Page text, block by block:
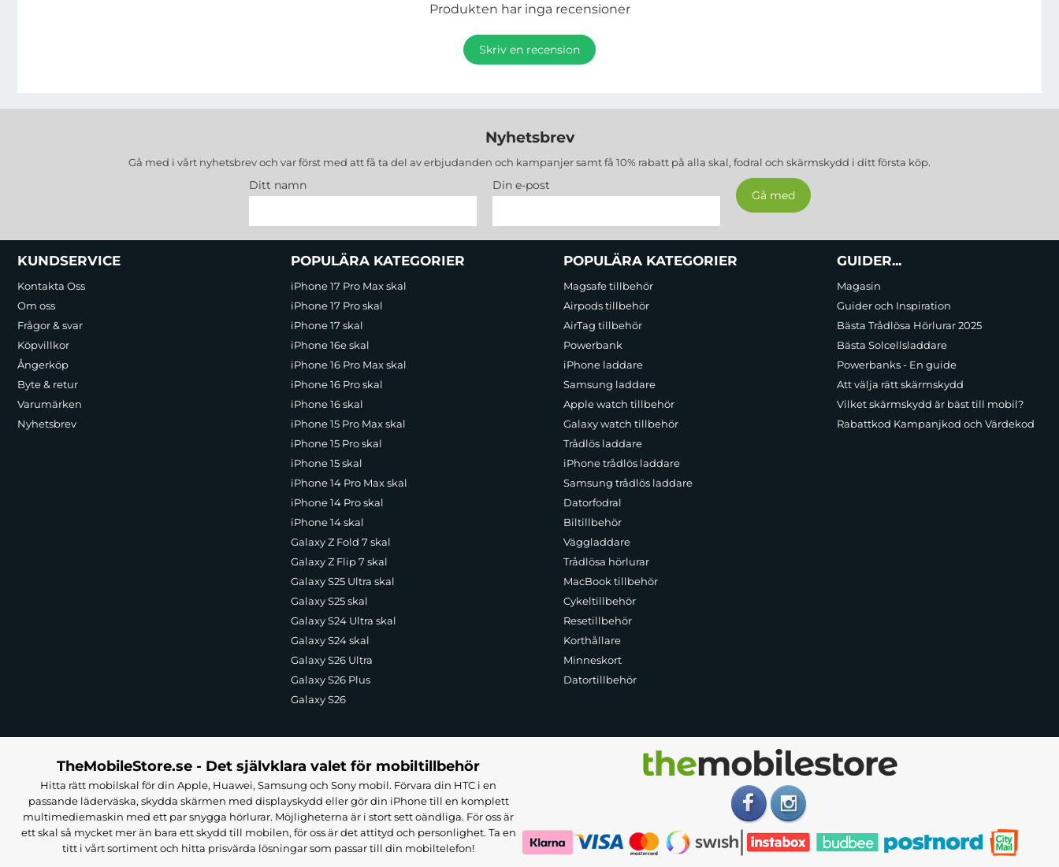
Produkten har inga recensioner
Skriv en recension
Nyhetsbrev
Gå med i vårt nyhetsbrev och var först med att få ta del av erbjudanden och kampanjer samt få 10% rabatt på alla skal, fodral och skärmskydd i ditt första köp.
Ditt namn Din e-post
Sidfot Blandad info och länkar
KUNDSERVICE
Kontakta Oss
Om oss
Frågor & svar
Köpvillkor
Ångerköp
Byte & retur
Varumärken
Nyhetsbrev
POPULÄRA KATEGORIER
iPhone 17 Pro Max skal
iPhone 17 Pro skal
iPhone 17 skal
iPhone 16e skal
iPhone 16 Pro Max skal
iPhone 16 Pro skal
iPhone 16 skal
iPhone 15 Pro Max skal
iPhone 15 Pro skal
iPhone 15 skal
iPhone 14 Pro Max skal
iPhone 14 Pro skal
iPhone 14 skal
Galaxy Z Fold 7 skal
Galaxy Z Flip 7 skal
Galaxy S25 Ultra skal
Galaxy S25 skal
Galaxy S24 Ultra skal
Galaxy S24 skal
Galaxy S26 Ultra
Galaxy S26 Plus
Galaxy S26
POPULÄRA KATEGORIER
Magsafe tillbehör
Airpods tillbehör
AirTag tillbehör
Powerbank
iPhone laddare
Samsung laddare
Apple watch tillbehör
Galaxy watch tillbehör
Trådlös laddare
iPhone trådlös laddare
Samsung trådlös laddare
Datorfodral
Biltillbehör
Väggladdare
Trådlösa hörlurar
MacBook tillbehör
Cykeltillbehör
Resetillbehör
Korthållare
Minneskort
Datortillbehör
GUIDER...
Magasin
Guider och Inspiration
Bästa Trådlösa Hörlurar 2025
Bästa Solcellsladdare
Powerbanks - En guide
Att välja rätt skärmskydd
Vilket skärmskydd är bäst till mobil?
Rabattkod Kampanjkod och Värdekod
TheMobileStore.se - Det självklara valet för mobiltillbehör
Hitta rätt mobilskal för din Apple, Huawei, Samsung och Sony mobil. Förvara din HTC i en
passande läderväska, skydda skärmen med displayskydd eller gör din iPhone till en komplett
multimediemaskin med ett par snygga hörlurar. Möjligheterna är i stort sett oändliga. För oss är
ett skal så mycket mer än bara ett skydd till mobilen, för oss är det attityd och personlighet. Ta en
titt i vårt sortiment och hitta prisvärda lösningar som passar till din mobiltelefon!